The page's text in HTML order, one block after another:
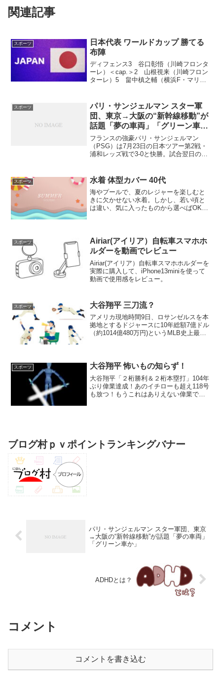
関連記事
スポーツ
日本代表 ワールドカップ 勝てる
布陣
ディフェンス3 谷口彰悟（川崎フロンタ
ーレ）＜cap.＞2 山根視来（川崎フロン
ターレ）5 畠中槙之輔（横浜F・マリノ
ノス）9 西村拓真（横浜F・マリノス）
16 ...
スポーツ
パリ・サンジェルマン スター軍
団、東京→大阪の“新幹線移動”が
話題「夢の車両」「グリーン車
か」
フランスの強豪パリ・サンジェルマン
（PSG）は7月23日の日本ツアー第2戦・
浦和レッズ戦で3-0と快勝。試合翌日の24
い」「夢の車両」と反響を呼んでいる。
PSGは7月...
スポーツ 水着 体型カバー 40代
海やプールで、夏のレジャーを楽しむと
きに欠かせない水着。しかし、若い頃と
は違い、気に入ったものから選べばOKと
ど、どんなものを選べばよい...
スポーツ
Airiar(アイリア）自転車スマホホ
ルダーを動画でレビュー
Airiar(アイリア）自転車スマホホルダーを
実際に購入して、iPhone13miniを使って
動画で使用感をレビュー。
スポーツ 大谷翔平 三刀流？
アメリカ現地時間9日、ロサンゼルスを本
拠地とするドジャースに10年総額7億ドル
（約1014億480万円)というMLB史上最高
を勧めた...
スポーツ 大谷翔平 怖いもの知らず！
大谷翔平「２桁勝利＆２桁本塁打」104年
ぶり偉業達成！あのイチローも超え118号
も放つ！もうこれはありえない偉業で
ブログ村ｐｖポイントランキングバナー
パリ・サンジェルマン スター軍団、東京
→大阪の“新幹線移動”が話題「夢の車両」
「グリーン車か」
ADHDとは？
コメント
コメントを書き込む